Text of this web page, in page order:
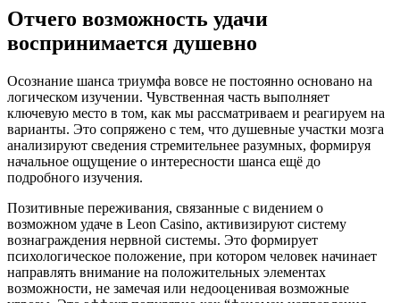
Отчего возможность удачи
воспринимается душевно
Осознание шанса триумфа вовсе не постоянно основано на
логическом изучении. Чувственная часть выполняет
ключевую место в том, как мы рассматриваем и реагируем на
варианты. Это сопряжено с тем, что душевные участки мозга
анализируют сведения стремительнее разумных, формируя
начальное ощущение о интересности шанса ещё до
подробного изучения.
Позитивные переживания, связанные с видением о
возможном удаче в Leon Casino, активизируют систему
вознаграждения нервной системы. Это формирует
психологическое положение, при котором человек начинает
направлять внимание на положительных элементах
возможности, не замечая или недооценивая возможные